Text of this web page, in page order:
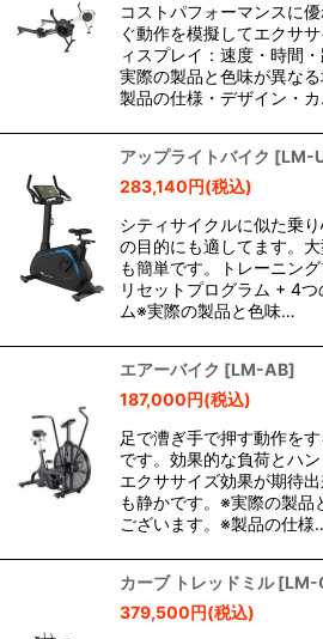
コストパフォーマンスに
ぐ動作を模擬してエクサ
ィスプレイ：速度・時間
実際の製品と色味が異な
製品の仕様・デザイン・
アップライトバイク [LM-
283,140円(税込)
シティサイクルに似た乗
の目的にも適してます。
も簡単です。トレーニン
リセットプログラム + 4
ム※実際の製品と色味…
エアーバイク [LM-AB]
187,000円(税込)
足で漕ぎ手で押す動作を
です。効果的な負荷とハ
エクササイズ効果が期待
も静かです。※実際の製品
ございます。※製品の仕様
カーブ トレッドミル [LM-
379,500円(税込)